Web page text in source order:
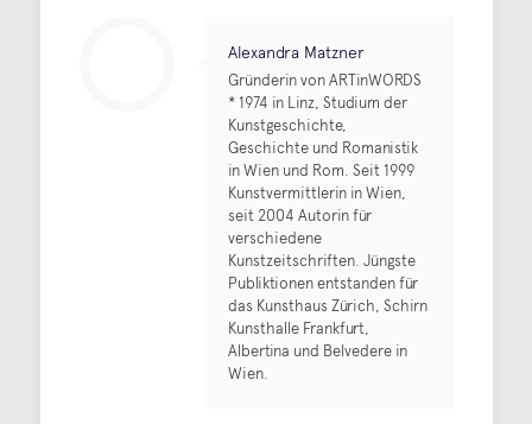
Alexandra Matzner
Gründerin von ARTinWORDS
* 1974 in Linz, Studium der
Kunstgeschichte,
Geschichte und Romanistik
in Wien und Rom. Seit 1999
Kunstvermittlerin in Wien,
seit 2004 Autorin für
verschiedene
Kunstzeitschriften. Jüngste
Publiktionen entstanden für
das Kunsthaus Zürich, Schirn
Kunsthalle Frankfurt,
Albertina und Belvedere in
Wien.